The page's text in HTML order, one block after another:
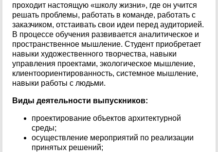
проходит настоящую «школу жизни», где он учится
решать проблемы, работать в команде, работать с
заказчиком, отстаивать свои идеи перед аудиторией.
В процессе обучения развивается аналитическое и
пространственное мышление. Студент приобретает
навыки художественного творчества, навыки
управления проектами, экологическое мышление,
клиентоориентированность, системное мышление,
навыки работы с людьми.
Виды деятельности выпускников:
проектирование объектов архитектурной
среды;
осуществление мероприятий по реализации
принятых решений;